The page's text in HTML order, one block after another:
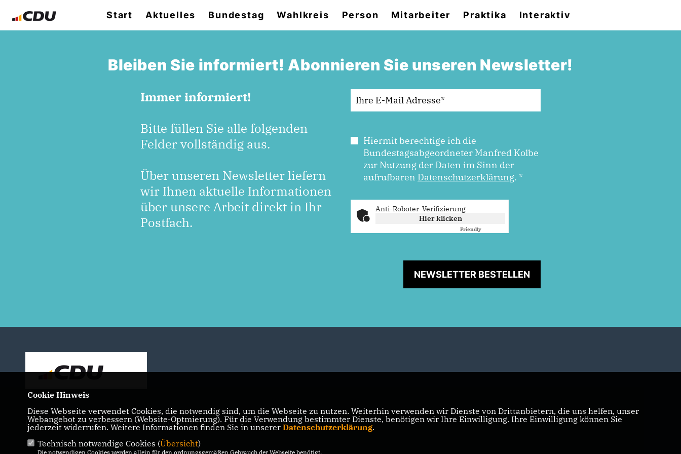
Start Aktuelles Bundestag Wahlkreis Person Mitarbeiter Praktika Interaktiv
Bleiben Sie informiert! Abonnieren Sie unseren Newsletter!
Immer informiert!
Bitte füllen Sie alle folgenden
Felder vollständig aus.
Über unseren Newsletter liefern
wir Ihnen aktuelle Informationen
über unsere Arbeit direkt in Ihr
Postfach.
Hiermit berechtige ich die
Bundestagsabgeordneter Manfred Kolbe
zur Nutzung der Daten im Sinn der
aufrufbaren Datenschutzerklärung. *
Anti-Roboter-Verifizierung
Hier klicken
Friendly
NEWSLETTER BESTELLEN
IMPRESSUM DATENSCHUTZ KONTAKT
Cookie Hinweis
Diese Webseite verwendet Cookies, die notwendig sind, um die Webseite zu nutzen. Weiterhin verwenden wir Dienste von Drittanbietern, die uns helfen, unser
Webangebot zu verbessern (Website-Optmierung). Für die Verwendung bestimmter Dienste, benötigen wir Ihre Einwilligung. Ihre Einwilligung können Sie
jederzeit widerrufen. Weitere Informationen finden Sie in unserer Datenschutzerklärung.
Technisch notwendige Cookies (Übersicht)
Die notwendigen Cookies werden allein für den ordnungsgemäßen Gebrauch der Webseite benötigt.